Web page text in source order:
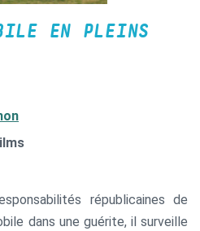
EN PLEINS
républicaines de
dans une guérite, il surveille